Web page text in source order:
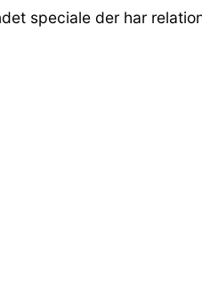
speciale der har